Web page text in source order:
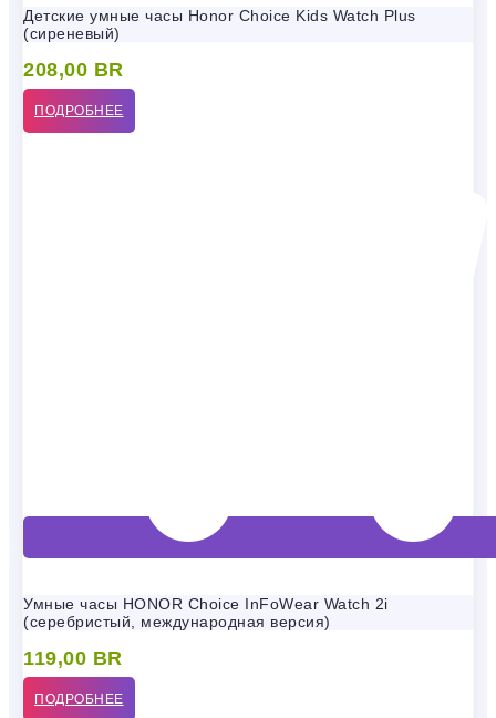
Детские умные часы Honor Choice Kids Watch Plus
(сиреневый)
208,00 BR
ПОДРОБНЕЕ
Умные часы HONOR Choice InFoWear Watch 2i
(серебристый, международная версия)
119,00 BR
ПОДРОБНЕЕ